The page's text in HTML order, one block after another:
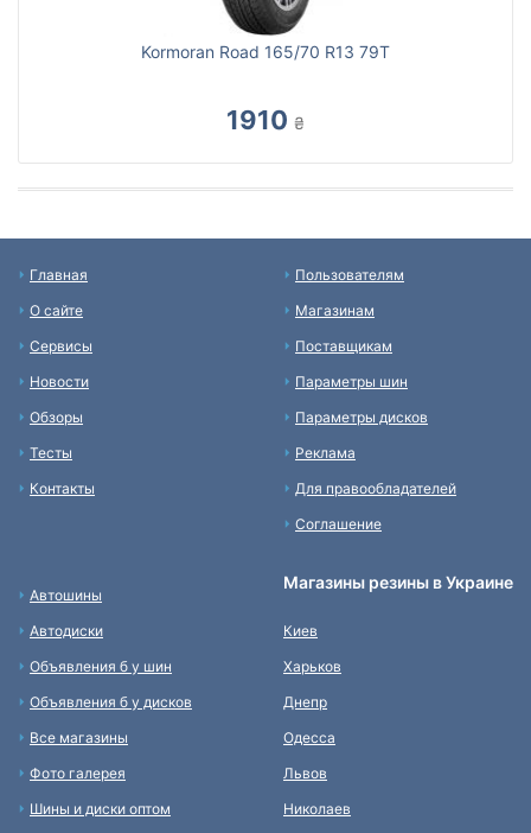
Kormoran Road 165/70 R13 79T
1910 ₴
Главная
О сайте
Сервисы
Новости
Обзоры
Тесты
Контакты
Пользователям
Магазинам
Поставщикам
Параметры шин
Параметры дисков
Реклама
Для правообладателей
Соглашение
Автошины
Автодиски
Объявления б у шин
Объявления б у дисков
Все магазины
Фото галерея
Шины и диски оптом
Магазины резины в Украине
Киев
Харьков
Днепр
Одесса
Львов
Николаев